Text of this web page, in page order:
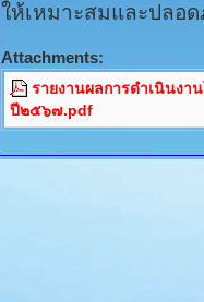
ให้เหมาะสมและปลอ
Attachments:
รายงานผลการดำเนินงา
ปี๒๕๖๗.pdf